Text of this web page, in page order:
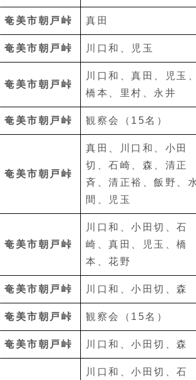
奄美市朝戸峠 真田
奄美市朝戸峠 川口和、児玉
奄美市朝戸峠
川口和、真田、児玉、
橋本、里村、永井
奄美市朝戸峠 観察会（15名）
奄美市朝戸峠
真田、川口和、小田
切、石崎、森、清正
斉、清正裕、飯野、
間、児玉
奄美市朝戸峠
川口和、小田切、石
崎、真田、児玉、橋
本、花野
奄美市朝戸峠 川口和、小田切、森
奄美市朝戸峠 観察会（15名）
奄美市朝戸峠 川口和、小田切、森
川口和、小田切、石